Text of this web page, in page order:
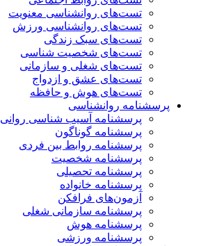
تست‌های روانشناسی معنویت
تست‌های روانشناسی ورزش
تست‌های سبک زندگی
تست‌های شخصیت شناسی
تست‌های شغلی و سازمانی
تست‌های عشق و ازدواج
تست‌های هوش و حافظه
پرسشنامه روانشناسی
پرسشنامه آسیب شناسی روانی
پرسشنامه گوناگون
پرسشنامه روابط بین فردی
پرسشنامه شخصیت
پرسشنامه تحصیلی
پرسشنامه خانواده
آزمون‌های فرافکن
پرسشنامه سازمانی شغلی
پرسشنامه هوش
پرسشنامه ورزشی